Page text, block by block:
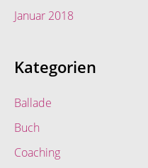
Januar 2018
Kategorien
Ballade
Buch
Coaching